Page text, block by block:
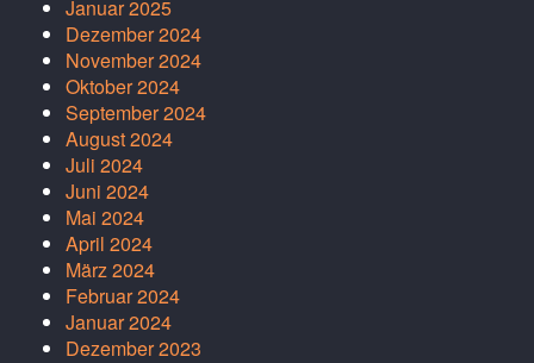
Januar 2025
Dezember 2024
November 2024
Oktober 2024
September 2024
August 2024
Juli 2024
Juni 2024
Mai 2024
April 2024
März 2024
Februar 2024
Januar 2024
Dezember 2023